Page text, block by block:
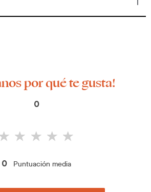
por qué te gusta!
0
0 Puntuación media